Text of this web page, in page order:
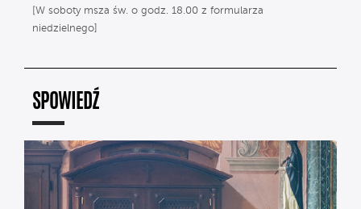
[W soboty msza św. o godz. 18.00 z formularza
niedzielnego]
SPOWIEDŹ